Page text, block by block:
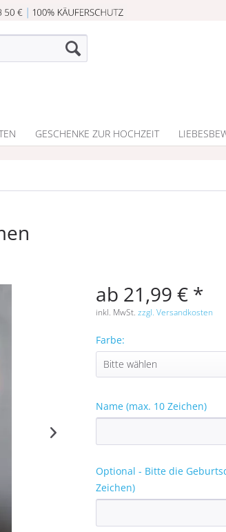
GESCHENKE ZUR HOCHZEIT
ab 21,99 € *
inkl. MwSt.zzgl. Versandkosten
Farbe:
Name (max. 10 Zeichen)
Optional - Bitte die
Zeichen)